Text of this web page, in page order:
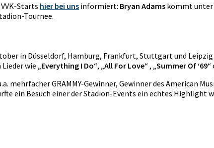
Starts hier bei uns informiert: Bryan Adams kommt unter
Tournee.
in Düsseldorf, Hamburg, Frankfurt, Stuttgart und
wie „Everything I Do“, „All For Love“, „Summer Of ‘69“
mehrfacher GRAMMY-Gewinner, Gewinner des American
ein Besuch einer der Stadion-Events ein echtes Highlight